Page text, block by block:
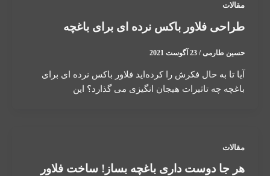
مقالات
طراحی فلاور باکس نرده ای برای باغچه
حسین طارمی/ 23 آگوست 2021
آیا تا به حال فکرش را کرده‌اید فلاور باکس نرده ای برای
باغچه چه تاثیرات هیجان انگیزی می گذارد؟ این
مقالات
هر جا دوست داری باغچه بساز! ساخت فلاور